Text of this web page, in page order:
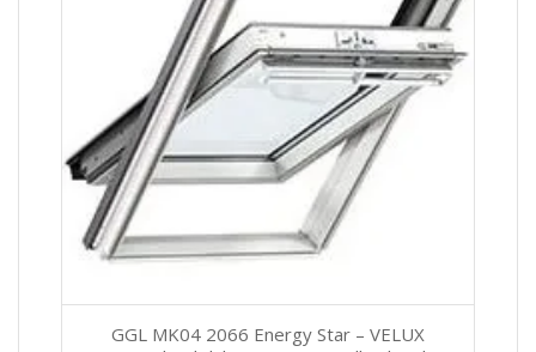
GGL MK04 2066 Energy Star – VELUX